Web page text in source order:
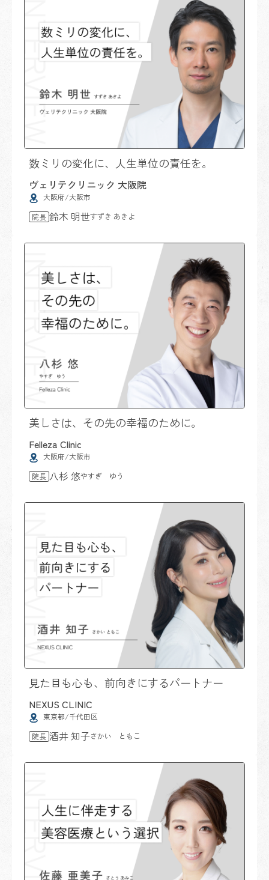
数ミリの変化に、人生単位の責任を。
ヴェリテクリニック 大阪院
大阪府/大阪市
院長 鈴木 明世すずき あきよ
美しさは、その先の幸福のために。
Felleza Clinic
大阪府/大阪市
院長 八杉 悠やすぎ ゆう
見た目も心も、前向きにするパートナー
NEXUS CLINIC
東京都/千代田区
院長 酒井 知子さかい ともこ